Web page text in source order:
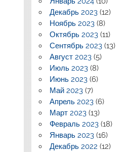
Декабрь 2023 (12)
Ноябрь 2023 (8)
Октябрь 2023 (11)
Сентябрь 2023 (13)
Август 2023 (5)
Июль 2023 (8)
Июнь 2023 (6)
Май 2023 (7)
Апрель 2023 (6)
Март 2023 (13)
Февраль 2023 (18)
Январь 2023 (16)
Декабрь 2022 (12)